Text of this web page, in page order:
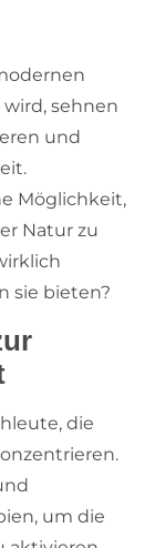
sehnen
und
Möglichkeit,
Natur zu
sie bieten?
die
um die